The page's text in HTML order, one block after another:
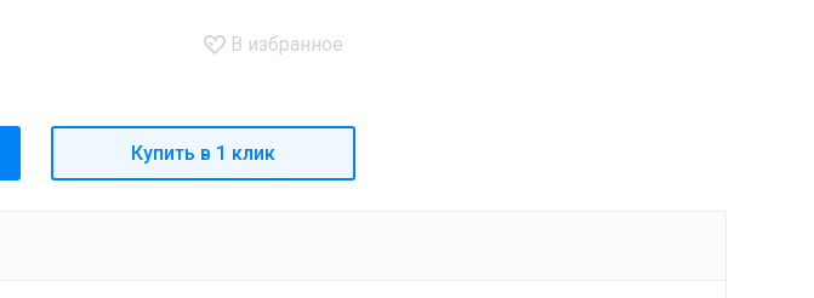
В избранное
Купить в 1 клик